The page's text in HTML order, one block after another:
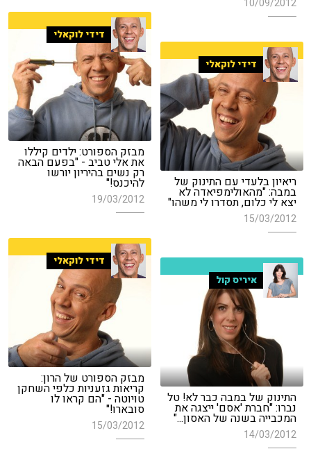
10/09/2012
דידי לוקאלי
מבזק הספורט: ילדים קיללו
את אלי טביב - "בפעם הבאה
רק נשים בהיריון יורשו
להיכנס!"
19/03/2012
דידי לוקאלי
ריאיון בלעדי עם התינוק של
במבה: "מהאולימפיאדה לא
יצא לי כלום, תסדרו לי משהו"
15/03/2012
דידי לוקאלי
מבזק הספורט של הרון:
קריאות גזעניות כלפי השחקן
טויוטה - "הם קראו לו
סובארו!"
15/03/2012
איריס קול
התינוק של במבה כבר לא! טל
נברו: "חברת 'אסם' ייצגה את
המכבייה בשנה של האסון..."
14/03/2012